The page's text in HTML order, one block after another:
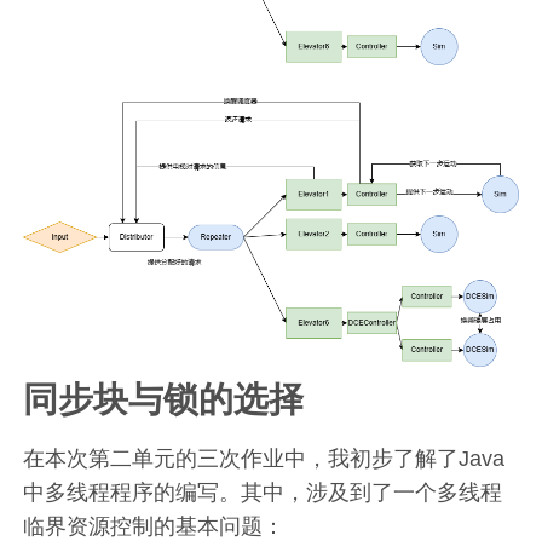
同步块与锁的选择
在本次第二单元的三次作业中，我初步了解了Java
中多线程程序的编写。其中，涉及到了一个多线程
临界资源控制的基本问题：